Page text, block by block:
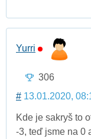
Yurri
306
# 13.01.2020,
Kde je sakryš to
-3, teď jsme na 0